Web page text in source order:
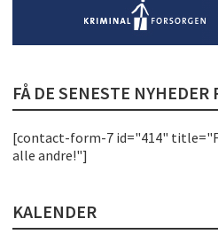
FÅ DE SENESTE
[contact-form-7 id="414"
alle andre!"]
KALENDER